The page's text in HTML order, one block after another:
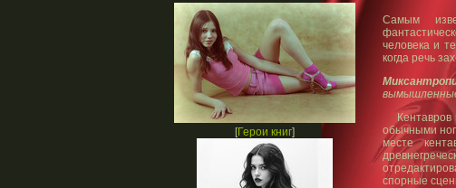
[Герои книг]
Самым
человека и
когда речь
Кентавров
обычными
месте
спорные